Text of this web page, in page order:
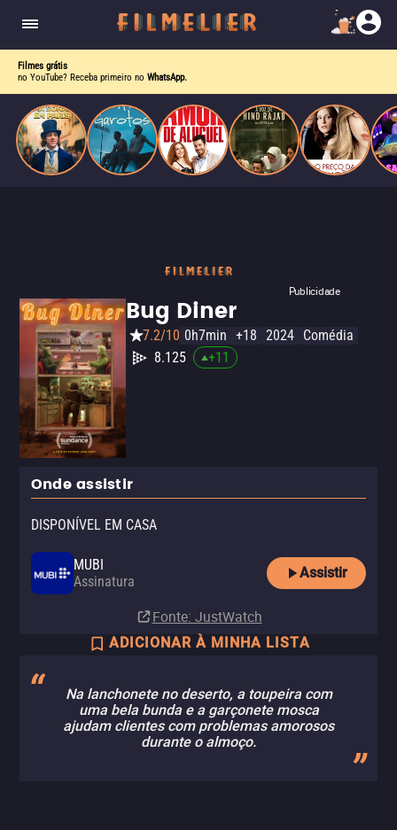
Filmes grátis
no YouTube? Receba primeiro no WhatsApp.
Publicidade
Bug Diner
7.2/10 0h7min +18 2024 Comédia
8.125
+11
Onde assistir
DISPONÍVEL EM CASA
MUBI
Assinatura
Assistir
Fonte: JustWatch
ADICIONAR À MINHA LISTA
Na lanchonete no deserto, a toupeira com
uma bela bunda e a garçonete mosca
ajudam clientes com problemas amorosos
durante o almoço.
Paris
obras-primas, participa de festas e busca romance